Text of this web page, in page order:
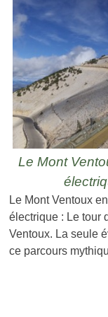
Le Mont
Le Mont Ventoux
électrique : Le tour
Ventoux. La seule
ce parcours